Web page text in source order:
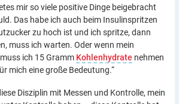
mir so viele positive Dinge beigebracht
Das habe ich auch beim Insulinspritzen
zu hoch ist und ich spritze, dann
muss ich warten. Oder wenn mein
ich 15 Gramm Kohlenhydrate nehmen
mich eine große Bedeutung.“
Disziplin mit Messen und Kontrolle, mein